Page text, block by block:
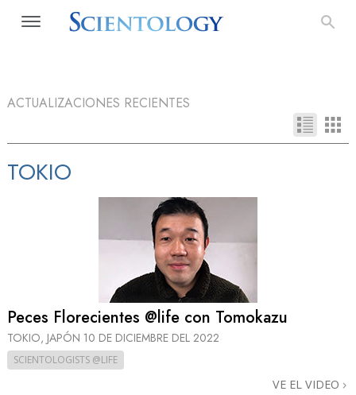
ACTUALIZACIONES RECIENTES
TOKIO
Peces Florecientes @life con Tomokazu
TOKIO, JAPÓN 10 DE DICIEMBRE DEL 2022
SCIENTOLOGISTS @LIFE
VE EL VIDEO